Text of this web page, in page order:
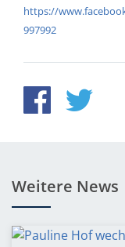
https://
997992
Weitere News